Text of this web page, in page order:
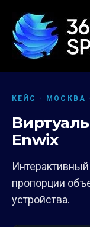
КЕЙС ·
Enwix
пропорции
устройства.